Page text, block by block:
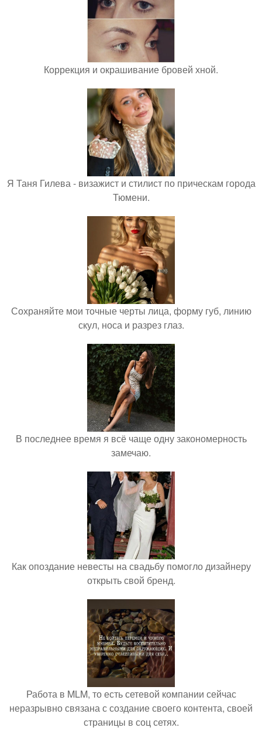
Коррекция и окрашивание бровей хной.
Я Таня Гилева - визажист и стилист по прическам города
Тюмени.
Сохраняйте мои точные черты лица, форму губ, линию
скул, носа и разрез глаз.
В последнее время я всё чаще одну закономерность
замечаю.
Как опоздание невесты на свадьбу помогло дизайнеру
открыть свой бренд.
Работа в MLM, то есть сетевой компании сейчас
неразрывно связана с создание своего контента, своей
страницы в соц сетях.